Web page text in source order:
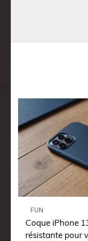
FUN
Coque iPhone
résistante pour